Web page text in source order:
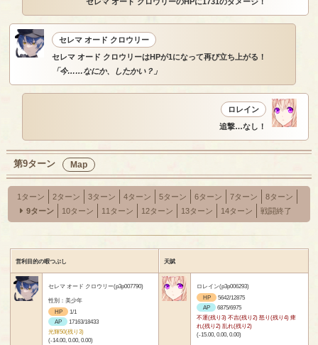
セレマ オード クロウリー
セレマ オード クロウリーはHPが1になって再び立ち上がる！
「今……なにか、したかい？」
ロレイン
追撃…なし！
第9ターン Map
1ターン 2ターン 3ターン 4ターン 5ターン 6ターン 7ターン
8ターン
9ターン
10ターン 11ターン 12ターン 13ターン 14ターン 戦闘終了
営利目的の暇つぶし 天賦
セレマ オード クロウリー(p3p007790)
性別：美少年
HP
1/1
AP
17163/18433
光輝50(残り3)
(-14.00, 0.00, 0.00)
ロレイン(p3p006293)
HP
5642/12875
AP
6875/6975
不運(残り3) 不吉(残り2) 怒り(残り4) 痺
れ(残り2) 乱れ(残り2)
(-15.00, 0.00, 0.00)